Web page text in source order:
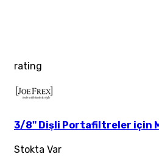
rating
3/8" Dişli Portafiltreler için
Stokta Var